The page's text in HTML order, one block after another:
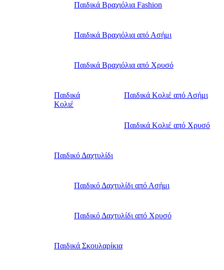
Παιδικά Βραχιόλια Fashion
Παιδικά Βραχιόλια από Ασήμι
Παιδικά Βραχιόλια από Χρυσό
Παιδικά
Κολιέ
Παιδικά Κολιέ από Ασήμι
Παιδικά Κολιέ από Χρυσό
Παιδικό Δαχτυλίδι
Παιδικό Δαχτυλίδι από Ασήμι
Παιδικό Δαχτυλίδι από Χρυσό
Παιδικά Σκουλαρίκια